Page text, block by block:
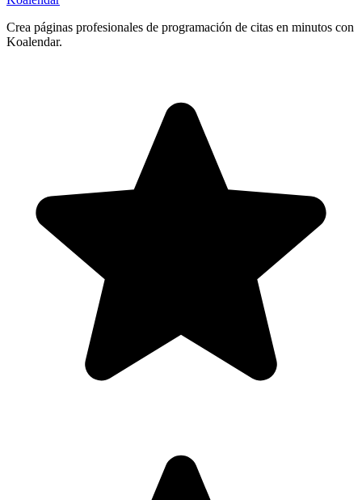
Crea páginas profesionales de programación de citas en minutos con
Koalendar.